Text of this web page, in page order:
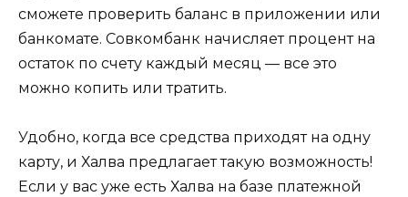
сможете проверить баланс в приложении или
банкомате. Совкомбанк начисляет процент на
остаток по счету каждый месяц — все это
можно копить или тратить.
Удобно, когда все средства приходят на одну
карту, и Халва предлагает такую возможность!
Если у вас уже есть Халва на базе платежной